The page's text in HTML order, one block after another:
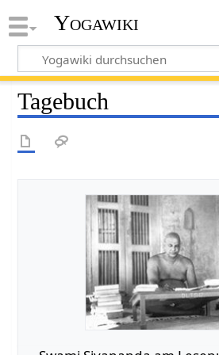
Yogawiki
Tagebuch